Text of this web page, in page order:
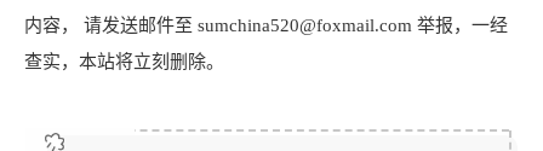
内容， 请发送邮件至 sumchina520@foxmail.com 举报，一经
查实，本站将立刻删除。